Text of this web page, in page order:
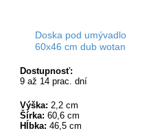
Doska pod umývadlo
60x46 cm dub wotan
Dostupnosť:
9 až 14 prac. dní
Výška: 2,2 cm
Šírka: 60,6 cm
Hĺbka: 46,5 cm